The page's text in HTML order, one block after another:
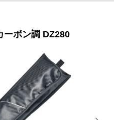
ーボン調 DZ280